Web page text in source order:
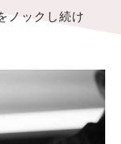
ノックし続け